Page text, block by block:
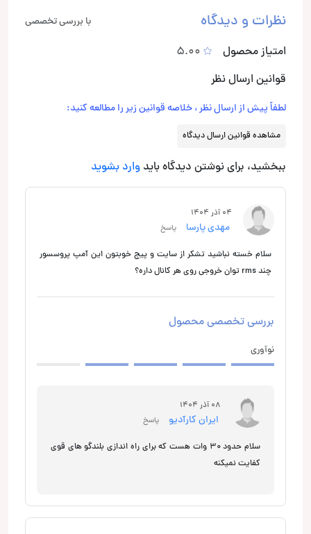
نظرات و دیدگاه با بررسی تخصصی
امتیاز محصول
5.00
قوانین ارسال نظر
لطفاً پیش از ارسال نظر ، خلاصه قوانین زیر را مطالعه کنید:
مشاهده قوانین ارسال دیدگاه
ببخشید، برای نوشتن دیدگاه باید وارد بشوید
04 آذر 1404
مهدی پارسا پاسخ
سلام خسته نباشید تشکر از سایت و پیج خوبتون این آمپ پروسسور
چند rms توان خروجی روی هر کانال داره؟
بررسی تخصصی محصول
نوآوری
08 آذر 1404
ایران کارآدیو پاسخ
سلام حدود 30 وات هست که برای راه اندازی بلندگو های قوی
کفایت نمیکنه